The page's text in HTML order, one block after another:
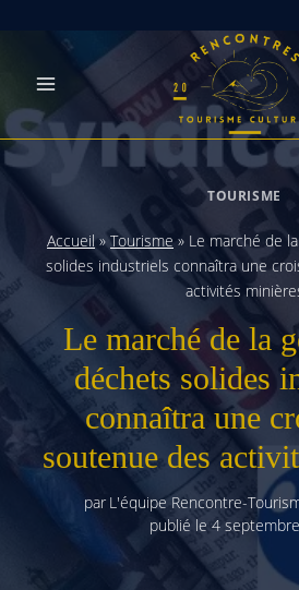
content
TOURISME
Accueil»Tourisme » Le marché de
solides industriels connaîtra une
activités
Le marché de la
déchets solides
connaîtra une
soutenue des
par L'équipe Rencontre-
publié le 4